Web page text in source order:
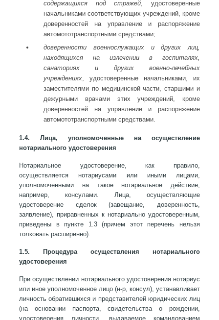
содержащихся под стражей , удостоверенные
начальниками соответствующих учреждений, кроме
доверенностей на управление и распоряжение
автомототранспортными средствами;
доверенности военнослужащих и других лиц,
находящихся на излечении в госпиталях,
санаториях и других военно-лечебных
учреждениях , удостоверенные начальниками, их
заместителями по медицинской части, старшими и
дежурными врачами этих учреждений, кроме
доверенностей на управление и распоряжение
автомототранспортными средствами.
1.4. Лица, уполномоченные на осуществление
нотариального удостоверения
Нотариальное удостоверение, как правило,
осуществляется нотариусами или иными лицами,
уполномоченными на такое нотариальное действие,
например, консулами. Лица, осуществляющие
удостоверение сделок (завещание, доверенность,
заявление), приравненных к нотариально удостоверенным,
приведены в пункте 1.3 (причем этот перечень нельзя
толковать расширенно).
1.5. Процедура осуществления нотариального
удостоверения
При осуществлении нотариального удостоверения нотариус
или иное уполномоченное лицо (н-р, консул), устанавливает
личность обратившихся и представителей юридических лиц
(на основании паспорта, свидетельства о рождении,
удостоверения личности, выдаваемое командованием